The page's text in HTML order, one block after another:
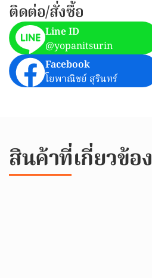
ติดต่อ/สั่งซื้อ
Line ID
@yopanitsurin
Facebook
โยพาณิชย์ สุรินทร์
สินค้าที่เกี่ยวข้อง